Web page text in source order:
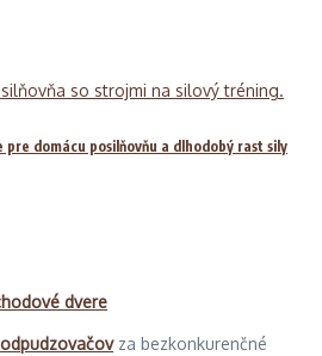
domácu posilňovňu a dlhodobý rast sily
dvere
za bezkonkurenčné